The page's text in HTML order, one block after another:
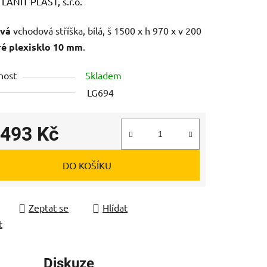
vchodová stříška, bílá, š 1500 x h 970 x v 200
plexisklo 10 mm.
Skladem
LG694
Kč
cena:
DO KOŠÍKU
Zeptat se
Hlídat
Diskuze